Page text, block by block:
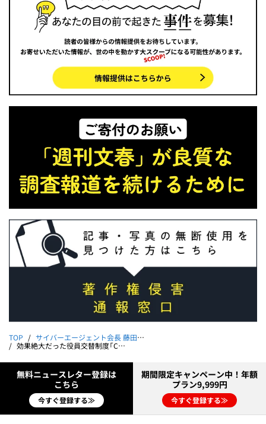
TOP サイバーエージェント会長 藤田晋のリーチ・ツモ・ドラ1
効果絶大だった役員交替制度「CA8」｜藤田晋
無料ニュースレター登録は
こちら
今すぐ登録する≫
期間限定キャンペーン中！年額
プラン9,999円
今すぐ登録する≫